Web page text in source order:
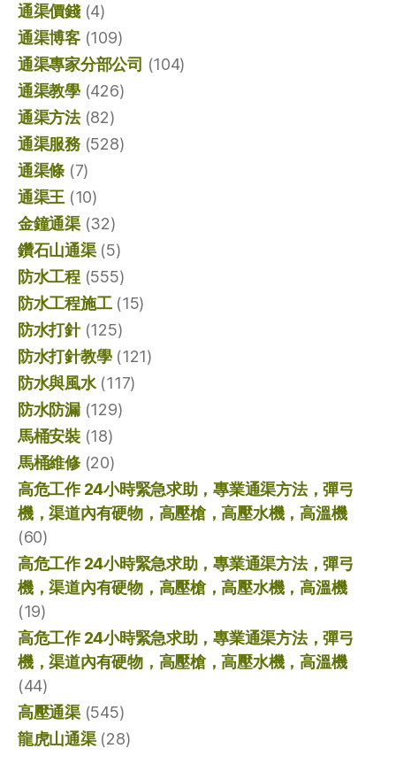
通渠價錢(4)
通渠博客(109)
通渠專家分部公司 (104)
通渠教學(426)
通渠方法(82)
通渠服務(528)
通渠條 (7)
通渠王 (10)
金鐘通渠(32)
鑽石山通渠(5)
防水工程(555)
防水工程施工(15)
防水打針(125)
防水打針教學(121)
防水與風水(117)
防水防漏(129)
馬桶安裝(18)
馬桶維修(20)
高危工作 24小時緊急求助，專業通渠方法，彈弓
機，渠道內有硬物，高壓槍，高壓水機，高溫機
(60)
高危工作 24小時緊急求助，專業通渠方法，彈弓
機，渠道內有硬物，高壓槍，高壓水機，高溫機
(19)
高危工作 24小時緊急求助，專業通渠方法，彈弓
機，渠道內有硬物，高壓槍，高壓水機，高溫機
(44)
高壓通渠(545)
龍虎山通渠(28)